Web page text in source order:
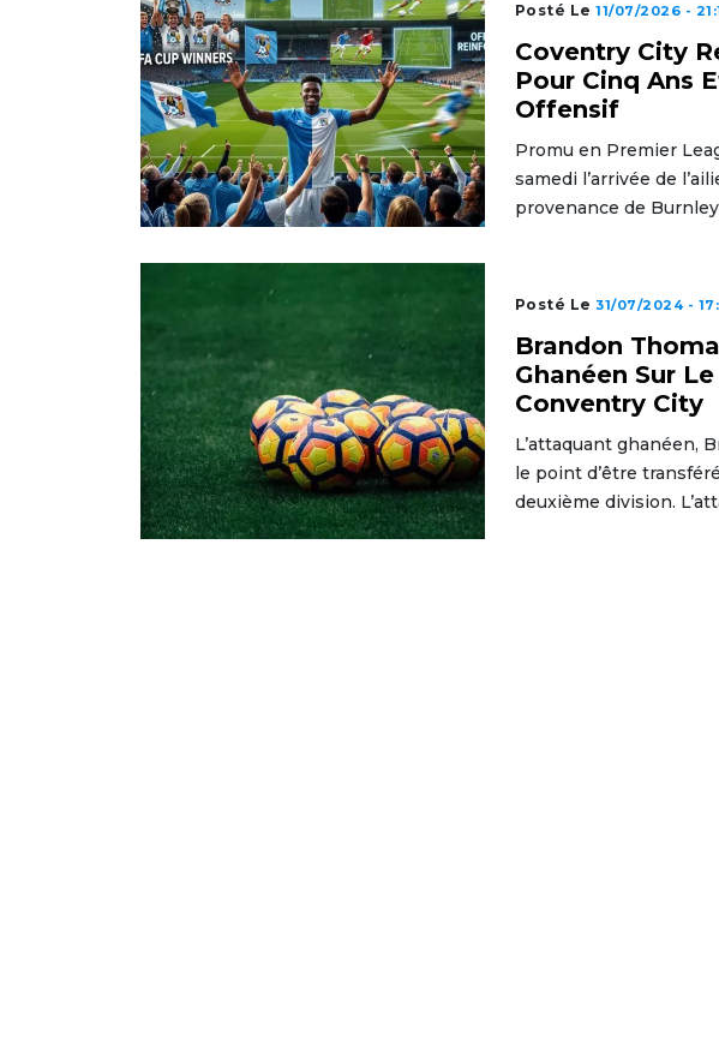
Posté Le11/07/2026 -
Coventry City
Pour Cinq Ans
Offensif
Promu en Premier
samedi l’arrivée de
provenance de
Posté Le31/07/2024 -
Brandon
Ghanéen Sur
Conventry City
L’attaquant ghanéen,
le point d’être
deuxième division.